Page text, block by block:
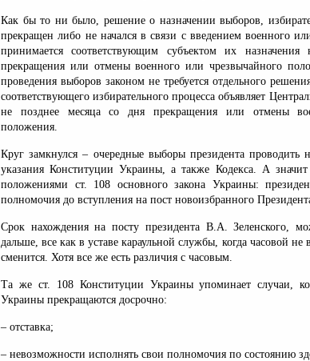
Как бы то ни было, решение о назначении выборов,
прекращен либо не начался в связи с введением военного
принимается соответствующим субъектом их
прекращения или отмены военного или чрезвычайного
проведения выборов законом не требуется отдельного
соответствующего избирательного процесса объявляет
не позднее месяца со дня прекращения или отмены
положения.
Круг замкнулся – очередные выборы президента проводить
указания Конституции Украины, а также Кодекса. А значит
положениями ст. 108 основного закона Украины:
полномочия до вступления на пост новоизбранного
Срок нахождения на посту президента В.А. Зеленского,
дальше, все как в уставе караульной службы, когда часовой не
сменится. Хотя все же есть различия с часовым.
Та же ст. 108 Конституции Украины упоминает случаи,
Украины прекращаются досрочно:
– отставка;
– невозможности исполнять свои полномочия по состоянию